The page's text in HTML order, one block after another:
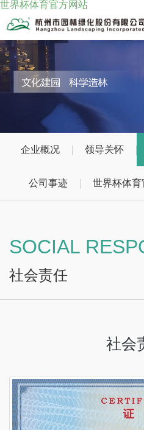
世界杯体育官方网站
企业概况 领导关怀
公司事迹 世界杯体育
SOCIAL
社会责任
社会